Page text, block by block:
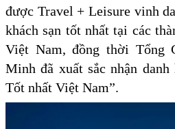
được Travel + Leisure vinh
khách sạn tốt nhất tại các
Việt Nam, đồng thời Tổng
Minh đã xuất sắc nhận
Tốt nhất Việt Nam”.